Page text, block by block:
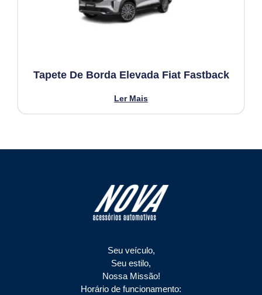
Tapete De Borda Elevada Fiat Fastback
Ler Mais
Seu veículo,
Seu estilo,
Nossa Missão!
Horário de funcionamento: